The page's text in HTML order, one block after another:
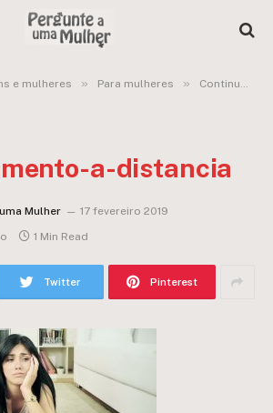
e mulheres » Para mulheres » Continuo um relacionamento à distância com um cara comprometido ou saio dessa?
a-distancia
Mulher
17 fevereiro 2019
1 Min Read
Twitter Pinterest